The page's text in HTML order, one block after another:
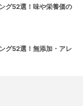
グ52選！味や栄養価の
グ52選！無添加・アレ